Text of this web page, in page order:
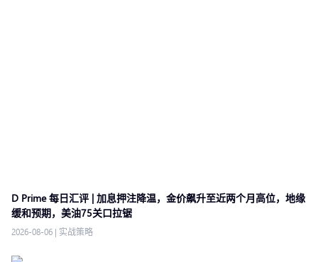
D Prime 每日汇评 | 加息押注降温，金价飙升至近两个月高位，地缘
缓和预期，美油75关口拉锯
2026-08-06 | 实战策略